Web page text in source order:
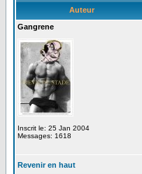
Auteur
Gangrene
Inscrit le: 25 Jan 2004
Messages: 1618
Revenir en haut